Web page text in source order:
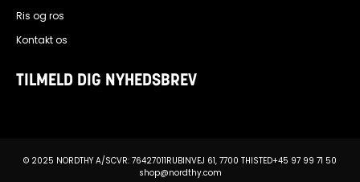
Ris og ros
Kontakt os
TILMELD DIG NYHEDSBREV
© 2025 NORDTHY A/SCVR: 76427011RUBINVEJ 61, 7700 THISTED+45 97 99 71 50
shop@nordthy.com